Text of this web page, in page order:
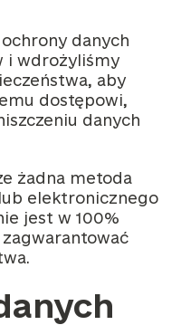
danych
i wdrożyliśmy
aby
dostępowi,
danych
żadna metoda
elektronicznego
jest w 100%